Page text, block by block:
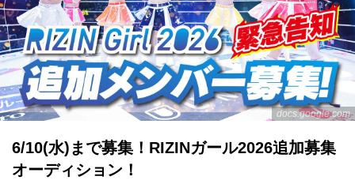
docs.google.com
6/10(水)まで募集！RIZINガール2026追加募集
オーディション！